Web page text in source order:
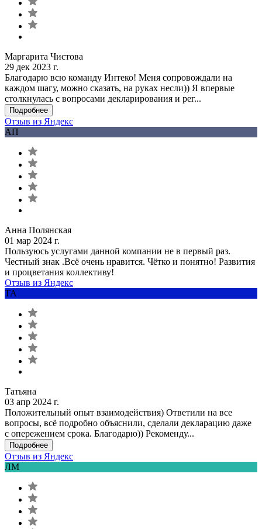
Маргарита Чистова
29 дек 2023 г.
Благодарю всю команду Интеко! Меня сопровождали на
каждом шагу, можно сказать, на руках несли)) Я впервые
столкнулась с вопросами декларирования и рег...
Подробнее
Отзыв из Яндекс
АП
Анна Полянская
01 мар 2024 г.
Пользуюсь услугами данной компании не в первый раз.
Честный знак .Всё очень нравится. Чётко и понятно! Развития
и процветания коллективу!
Отзыв из Яндекс
ТА
Татьяна
03 апр 2024 г.
Положительный опыт взаимодействия) Ответили на все
вопросы, всё подробно объяснили, сделали декларацию даже
с опережением срока. Благодарю)) Рекоменду...
Подробнее
Отзыв из Яндекс
ЛМ